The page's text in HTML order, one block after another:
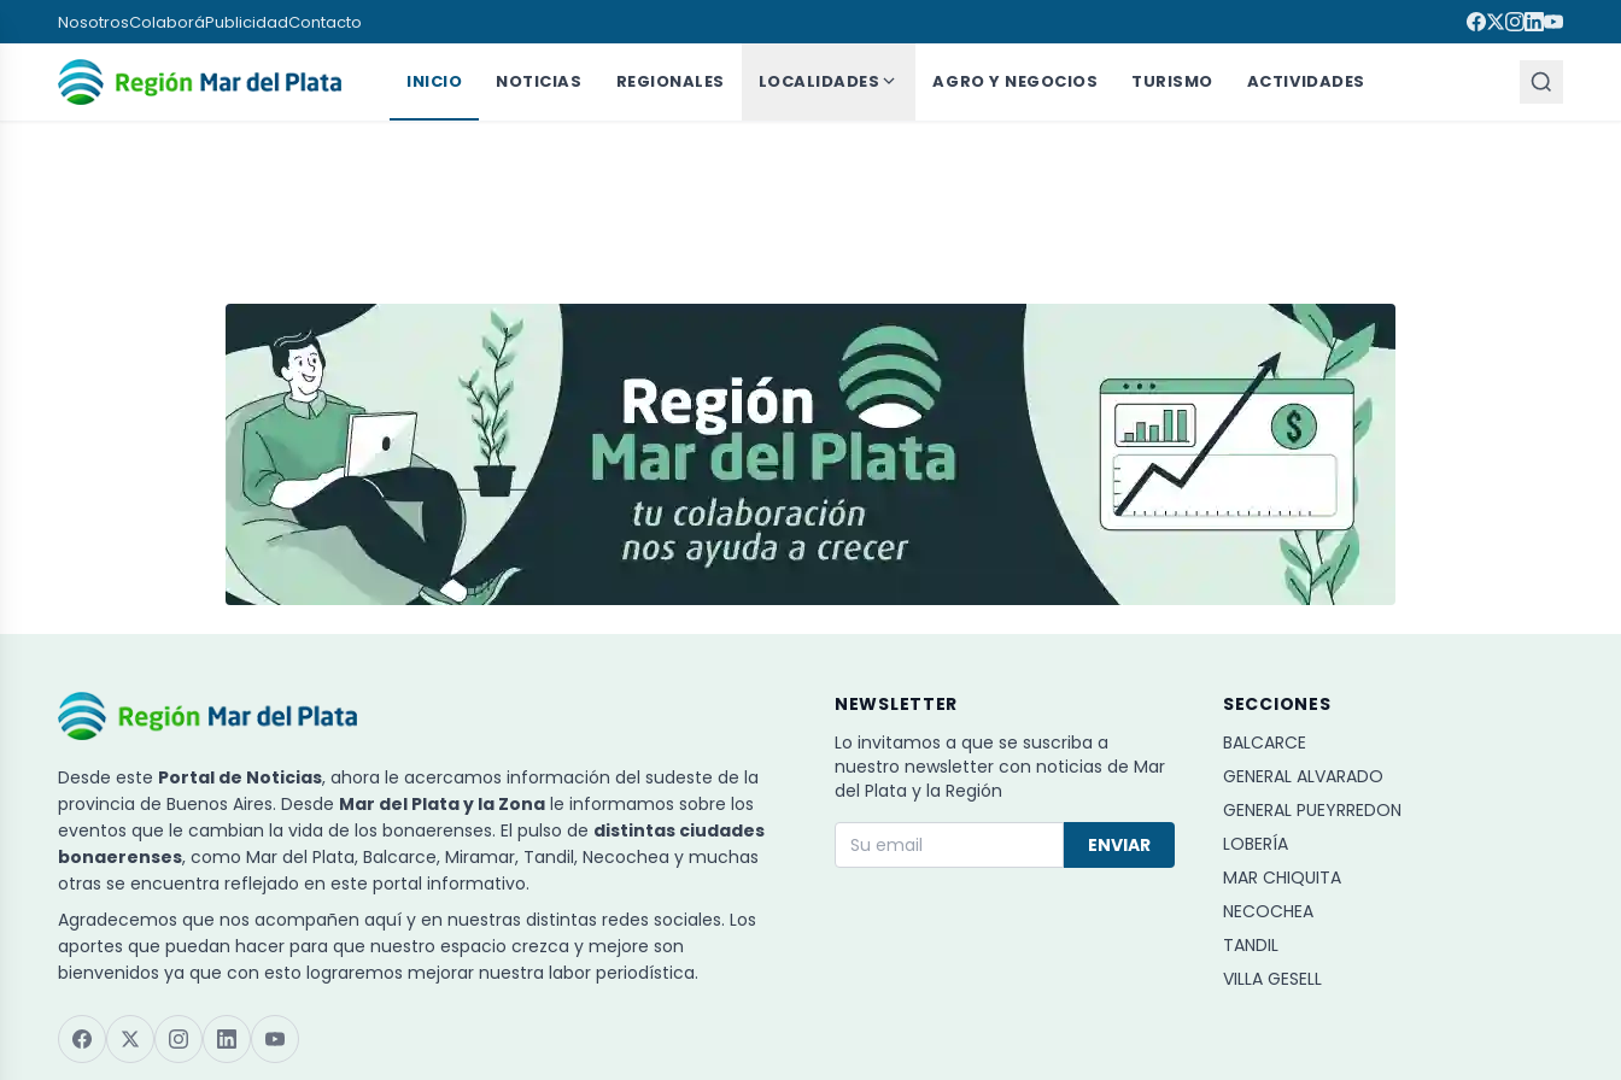
NosotrosColaboráPublicidadContacto
INICIO NOTICIAS REGIONALES LOCALIDADES AGRO Y NEGOCIOS TURISMO ACTIVIDADES
Desde este Portal de Noticias, ahora le acercamos información del sudeste de la
provincia de Buenos Aires. Desde Mar del Plata y la Zona le informamos sobre los
eventos que le cambian la vida de los bonaerenses. El pulso de distintas ciudades
bonaerenses, como Mar del Plata, Balcarce, Miramar, Tandil, Necochea y muchas
otras se encuentra reflejado en este portal informativo.
Agradecemos que nos acompañen aquí y en nuestras distintas redes sociales. Los
aportes que puedan hacer para que nuestro espacio crezca y mejore son
bienvenidos ya que con esto lograremos mejorar nuestra labor periodística.
NEWSLETTER
Lo invitamos a que se suscriba a
nuestro newsletter con noticias de Mar
del Plata y la Región
ENVIAR
SECCIONES
BALCARCE
GENERAL ALVARADO
GENERAL PUEYRREDON
LOBERÍA
MAR CHIQUITA
NECOCHEA
TANDIL
VILLA GESELL